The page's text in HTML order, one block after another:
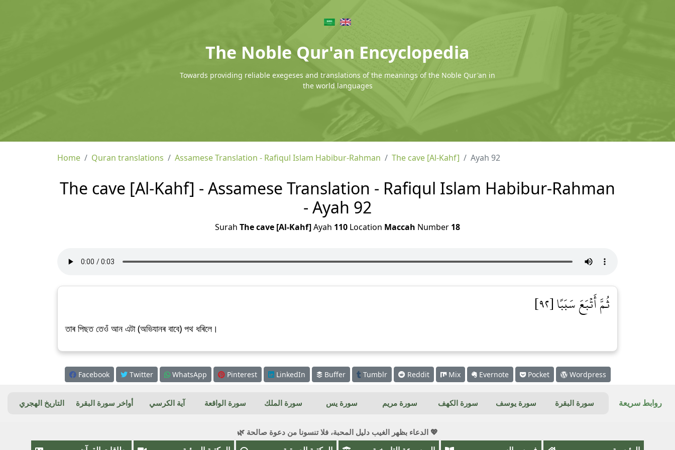
The Noble Qur'an Encyclopedia
Towards providing reliable exegeses and translations of the meanings of the Noble Qur'an in
the world languages
Home Quran translations Assamese Translation - Rafiqul Islam Habibur-Rahman The cave [Al-Kahf] Ayah 92
The cave [Al-Kahf] - Assamese Translation - Rafiqul Islam Habibur-Rahman
- Ayah 92
Surah The cave [Al-Kahf]Ayah 110 Location Maccah Number 18
ثُمَّ أَتۡبَعَ سَبَبًا [٩٢]
তাৰ পিছত তেওঁ আন এটা (অভিযানৰ বাবে) পথ ধৰিলে।
Facebook Twitter WhatsApp Pinterest LinkedIn Buffer Tumblr Reddit Mix Evernote Pocket Wordpress
روابط سريعة سورة البقرة سورة يوسف سورة الكهف سورة مريم سورة يس سورة الملك سورة الواقعة آية الكرسي أواخر سورة البقرة التاريخ الهجري
💖 الدعاء بظهر الغيب دليل المحبة، فلا تنسونا من دعوة صالحة 🌿